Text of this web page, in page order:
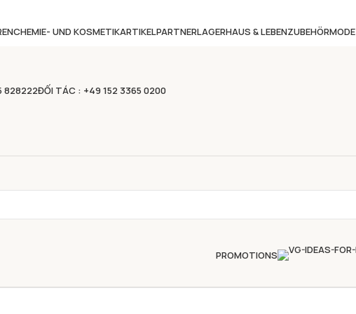
CHEMIE- UND KOSMETIKARTIKELPARTNERLAGERHAUS & LEBENZUBEHÖRMODE
828222ĐỐI TÁC : +49 152 3365 0200
PROMOTIONS